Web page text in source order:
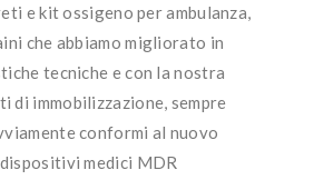
e kit ossigeno per ambulanza,
che abbiamo migliorato in
tecniche e con la nostra
di immobilizzazione, sempre
conformi al nuovo
medici MDR